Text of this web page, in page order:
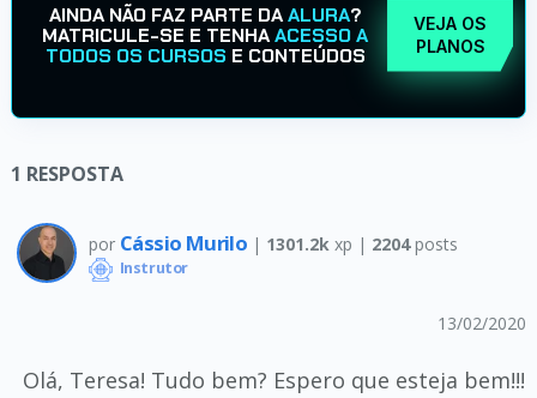
AINDA NÃO FAZ PARTE DAALURA?
MATRICULE-SE E TENHAACESSO A
TODOS OS CURSOS E CONTEÚDOS
VEJA OS
PLANOS
1 RESPOSTA
por Cássio Murilo | 1301.2k xp | 2204posts
Instrutor
13/02/2020
Olá, Teresa! Tudo bem? Espero que esteja bem!!!